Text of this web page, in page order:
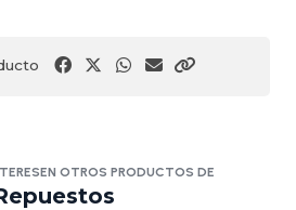
OTROS PRODUCTOS DE